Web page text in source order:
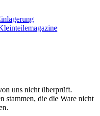
uns nicht überprüft.
stammen, die die Ware nicht